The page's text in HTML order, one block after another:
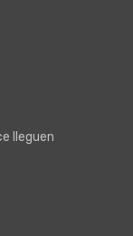
lleguen